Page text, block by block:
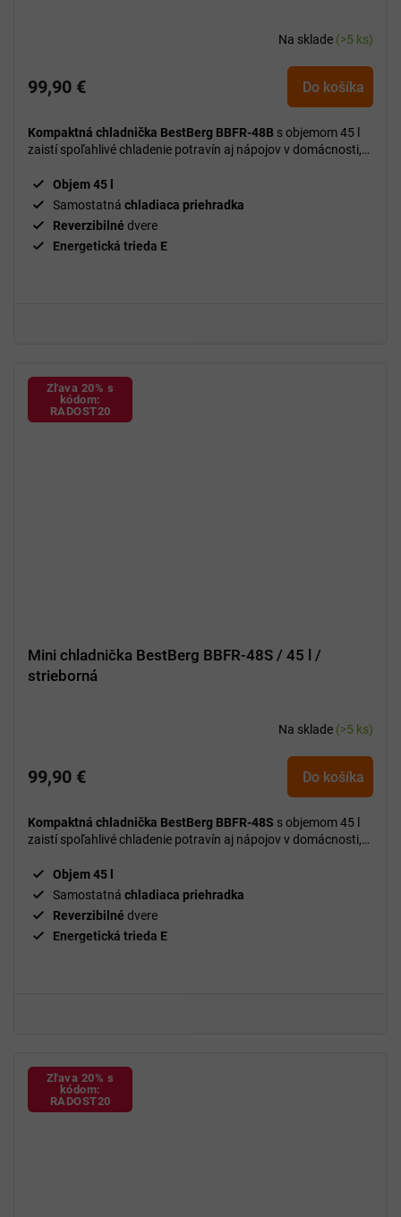
Na sklade (>5 ks)
99,90 € Do košíka
Kompaktná chladnička BestBerg BBFR-48B s objemom 45 l
zaistí spoľahlivé chladenie potravín aj nápojov v domácnosti,
Objem 45 l
Samostatná chladiaca priehradka
Reverzibilné dvere
Energetická trieda E
Zľava 20% s
kódom:
RADOST20
Mini chladnička BestBerg BBFR-48S / 45 l /
strieborná
Na sklade (>5 ks)
99,90 € Do košíka
Kompaktná chladnička BestBerg BBFR-48S s objemom 45 l
zaistí spoľahlivé chladenie potravín aj nápojov v domácnosti,
Objem 45 l
Samostatná chladiaca priehradka
Reverzibilné dvere
Energetická trieda E
Zľava 20% s
kódom:
RADOST20